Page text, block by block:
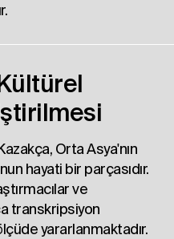
Orta Asya'nın
hayati bir parçasıdır.
ve
transkripsiyon
yararlanmaktadır.